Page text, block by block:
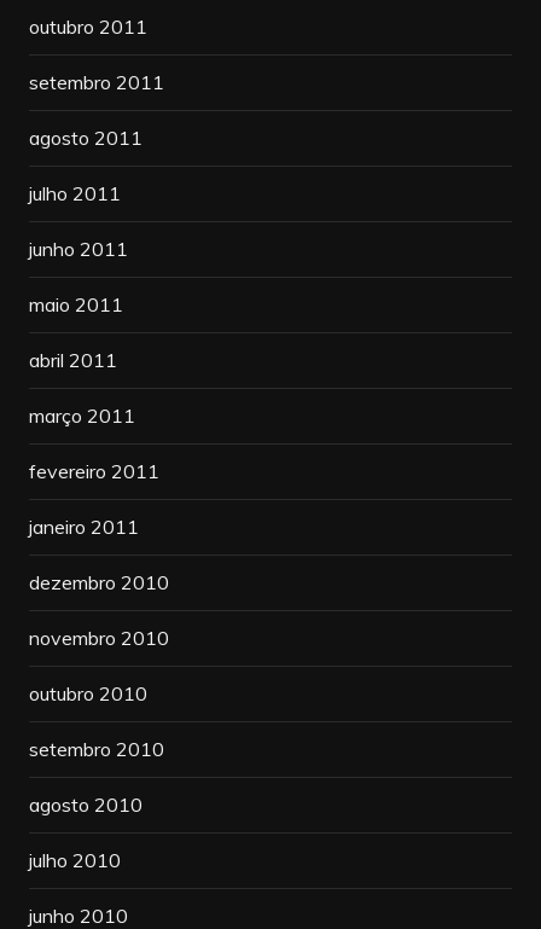
outubro 2011
setembro 2011
agosto 2011
julho 2011
junho 2011
maio 2011
abril 2011
março 2011
fevereiro 2011
janeiro 2011
dezembro 2010
novembro 2010
outubro 2010
setembro 2010
agosto 2010
julho 2010
junho 2010